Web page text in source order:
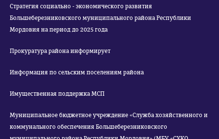
Стратегия социально - экономического развития
Большеберезниковского муниципального района Республики
Мордовия на период до 2025 года
Прокуратура района информирует
Информация по сельским поселениям района
Имущественная поддержка МСП
Муниципальное бюджетное учреждение «Служба хозяйственного и
коммунального обеспечения Большеберезниковского